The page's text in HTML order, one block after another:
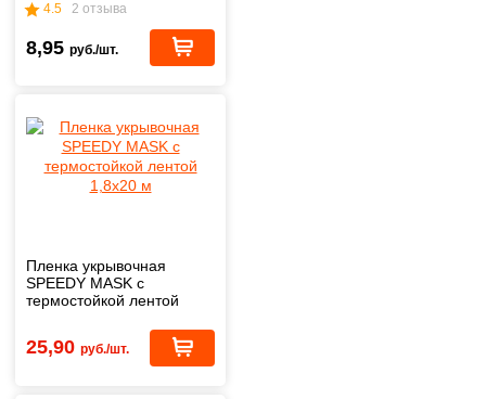
4.5 2 отзыва
8,95 руб./шт.
Пленка укрывочная
SPEEDY MASK с
термостойкой лентой
25,90 руб./шт.